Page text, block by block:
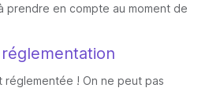
prendre en compte au moment de
! On ne peut pas